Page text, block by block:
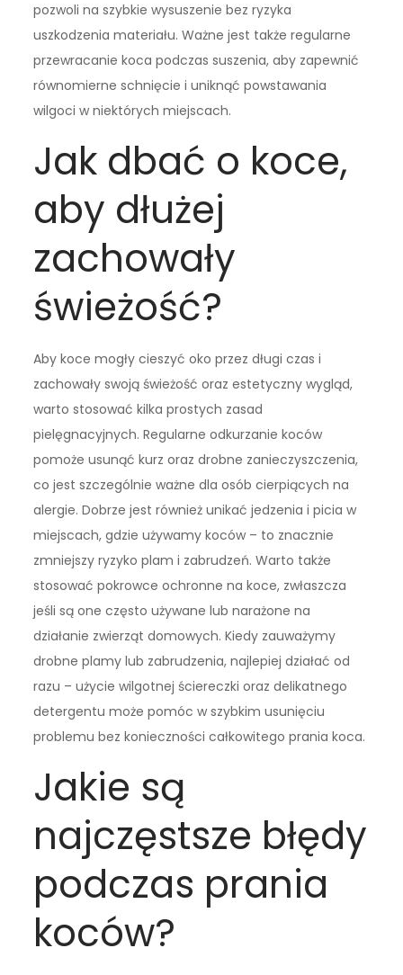
pozwoli na szybkie wysuszenie bez ryzyka
uszkodzenia materiału. Ważne jest także regularne
przewracanie koca podczas suszenia, aby zapewnić
równomierne schnięcie i uniknąć powstawania
wilgoci w niektórych miejscach.
Jak dbać o koce,
aby dłużej
zachowały
świeżość?
Aby koce mogły cieszyć oko przez długi czas i
zachowały swoją świeżość oraz estetyczny wygląd,
warto stosować kilka prostych zasad
pielęgnacyjnych. Regularne odkurzanie koców
pomoże usunąć kurz oraz drobne zanieczyszczenia,
co jest szczególnie ważne dla osób cierpiących na
alergie. Dobrze jest również unikać jedzenia i picia w
miejscach, gdzie używamy koców – to znacznie
zmniejszy ryzyko plam i zabrudzeń. Warto także
stosować pokrowce ochronne na koce, zwłaszcza
jeśli są one często używane lub narażone na
działanie zwierząt domowych. Kiedy zauważymy
drobne plamy lub zabrudzenia, najlepiej działać od
razu – użycie wilgotnej ściereczki oraz delikatnego
detergentu może pomóc w szybkim usunięciu
problemu bez konieczności całkowitego prania koca.
Jakie są
najczęstsze błędy
podczas prania
koców?